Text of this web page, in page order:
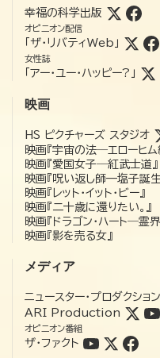
幸福の科学出版
オピニオン配信
「ザ・リバティWeb」
女性誌
「アー・ユー・ハッピー?」
映画
HS ピクチャーズ スタジオ
映画『宇宙の法―エローヒ
映画『愛国女子―紅武士道』
映画『呪い返し師—塩子誕生
映画『レット・イット・ビー』
映画『二十歳に還りたい。』
映画『ドラゴン・ハート―霊
映画『影を売る女』
メディア
ニュースター・プロダクション
ARI Production
オピニオン番組
ザ・ファクト